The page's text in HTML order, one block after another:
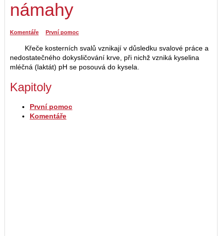
námahy
Komentáře První pomoc
Křeče kosterních svalů vznikají v důsledku svalové práce a
nedostatečného dokysličování krve, při nichž vzniká kyselina
mléčná (laktát) pH se posouvá do kysela.
Kapitoly
První pomoc
Komentáře